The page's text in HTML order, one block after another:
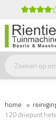
home
120 driepunt